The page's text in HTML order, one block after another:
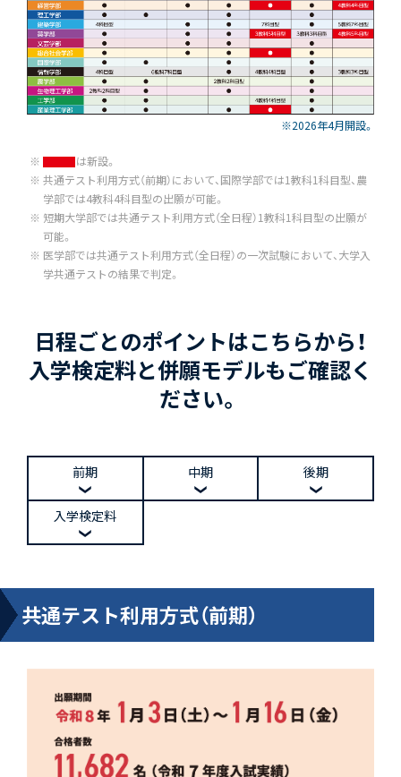
※2026年4月開設。
は新設。
共通テスト利用方式（前期）において、国際学部では1教科1科目型、農
学部では4教科4科目型の出願が可能。
短期大学部では共通テスト利用方式（全日程）1教科1科目型の出願が
可能。
医学部では共通テスト利用方式（全日程）の一次試験において、大学入
学共通テストの結果で判定。
日程ごとのポイントはこちらから！
入学検定料と併願モデルもご確認く
ださい。
前期 中期 後期
入学検定料
共通テスト利用方式（前期）